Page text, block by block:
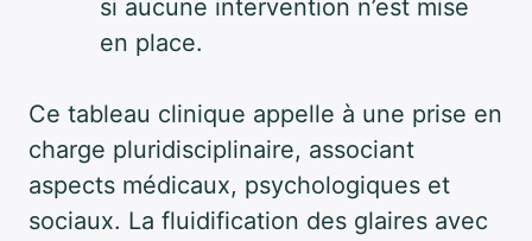
si aucune intervention n’est mise
en place.
Ce tableau clinique appelle à une prise en
charge pluridisciplinaire, associant
aspects médicaux, psychologiques et
sociaux. La fluidification des glaires avec